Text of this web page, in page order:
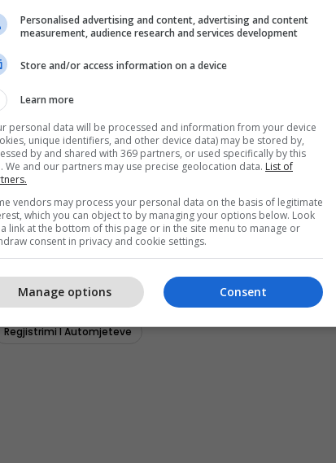
Personalised advertising and content, advertising and content
measurement, audience research and services development
Store and/or access information on a device
Learn more
personal data will be processed and information from your device
unique identifiers, and other device data) may be stored by,
by and shared with 369 partners, or used specifically by this
We and our partners may use precise geolocation data. List of
vendors may process your personal data on the basis of legitimate
which you can object to by managing your options below. Look
link at the bottom of this page or in the site menu to manage or
consent in privacy and cookie settings.
Consent
Manage options